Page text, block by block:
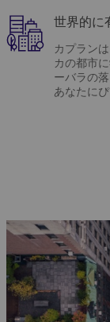
世界的に
カプラン
カの都市
ーバラの
あなたに